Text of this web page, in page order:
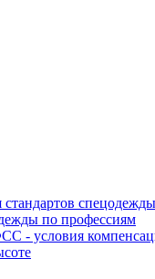
стандартов спецодежды
по профессиям
- условия